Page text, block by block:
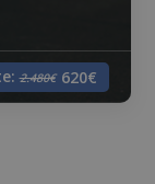
2.480€ 620€